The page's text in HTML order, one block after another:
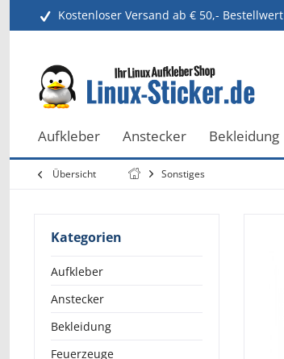
Kostenloser Versand ab € 50,- Bestellwert
Aufkleber Anstecker Bekleidung
Übersicht Sonstiges
Kategorien
Aufkleber
Anstecker
Bekleidung
Feuerzeuge